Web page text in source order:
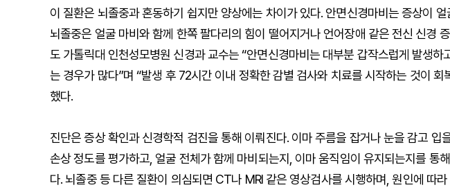
이 질환은 뇌졸중과 혼동하기 쉽지만 양상에는 차이가 있다. 안면신경마비는 증상이 얼
뇌졸중은 얼굴 마비와 함께 한쪽 팔다리의 힘이 떨어지거나 언어장애 같은 전신 신경
도 가톨릭대 인천성모병원 신경과 교수는 “안면신경마비는 대부분 갑작스럽게 발생하
는 경우가 많다”며 “발생 후 72시간 이내 정확한 감별 검사와 치료를 시작하는 것이 회
했다.
진단은 증상 확인과 신경학적 검진을 통해 이뤄진다. 이마 주름을 잡거나 눈을 감고 입
손상 정도를 평가하고, 얼굴 전체가 함께 마비되는지, 이마 움직임이 유지되는지를 통
다. 뇌졸중 등 다른 질환이 의심되면 CT나 MRI 같은 영상검사를 시행하며, 원인에 따